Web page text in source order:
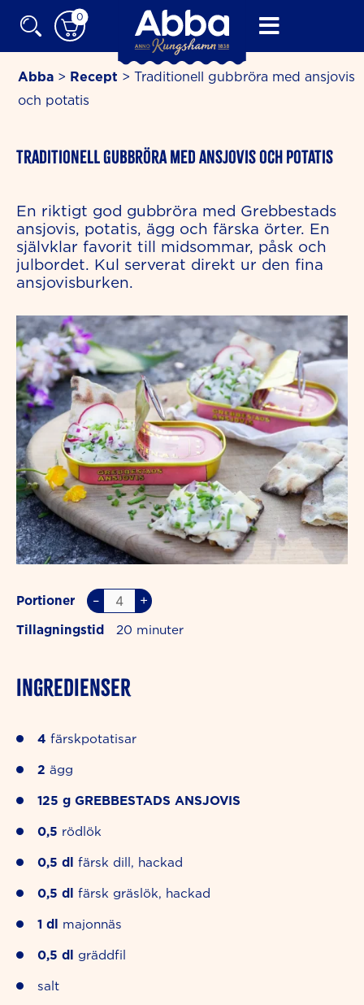
0
Abba > Recept >Traditionell gubbröra med ansjovis
och potatis
Traditionell gubbröra med ansjovis och potatis
En riktigt god gubbröra med Grebbestads
ansjovis, potatis, ägg och färska örter. En
självklar favorit till midsommar, påsk och
julbordet. Kul serverat direkt ur den fina
ansjovisburken.
Portioner – +
Tillagningstid 20
INGREDIENSER
4 färskpotatisar
2 ägg
125 g GREBBESTADS ANSJOVIS
0,5 rödlök
0,5 dl färsk dill, hackad
0,5 dl färsk gräslök, hackad
1 dl majonnäs
0,5 dl gräddfil
salt